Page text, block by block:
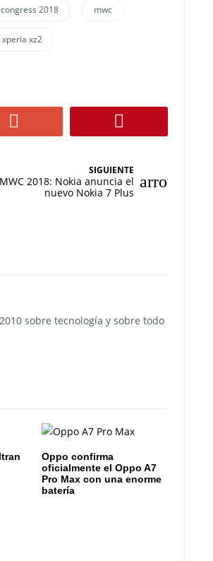
2018 mwc
xperia xz2
SIGUIENTE
MWC 2018: Nokia anuncia el
nuevo Nokia 7 Plus
sobre tecnología y sobre todo
Oppo confirma
oficialmente el Oppo A7
Pro Max con una enorme
batería